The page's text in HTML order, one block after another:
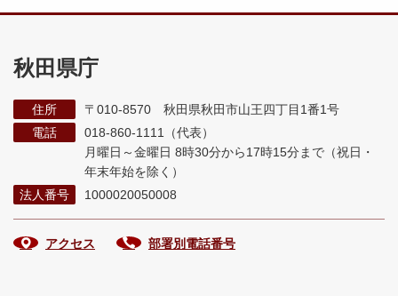
秋田県庁
住所
〒010-8570 秋田県秋田市山王四丁目1番1号
電話
018-860-1111（代表）
月曜日～金曜日 8時30分から17時15分まで （祝日・
年末年始を除く）
法人番号
1000020050008
アクセス 部署別電話番号